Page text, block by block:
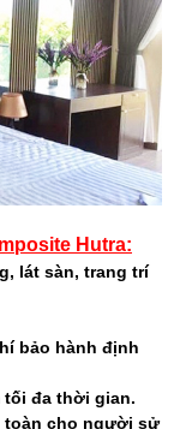
Hutra:
lát sàn, trang trí
bảo hành định
tối đa thời gian.
toàn cho người sử